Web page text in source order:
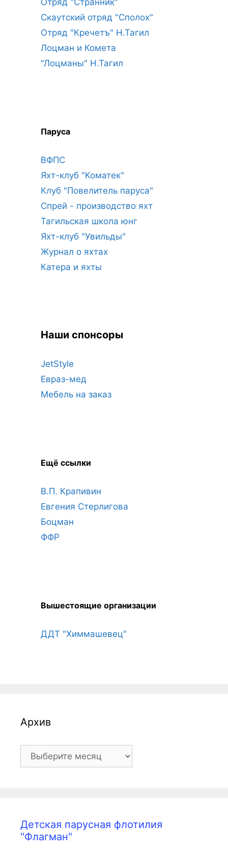
Отряд "Странник"
Скаутский отряд "Сполох"
Отряд "Кречетъ" Н.Тагил
Лоцман и Комета
"Лоцманы" Н.Тагил
Паруса
ВФПС
Яхт-клуб "Коматек"
Клуб "Повелитель паруса"
Спрей - производство яхт
Тагильская школа юнг
Яхт-клуб "Увильды"
Журнал о яхтах
Катера и яхты
Наши спонсоры
JetStyle
Евраз-мед
Мебель на заказ
Ещё ссылки
В.П. Крапивин
Евгения Стерлигова
Боцман
ФФР
Вышестоящие организации
ДДТ "Химмашевец"
Архив
Архив
Детская парусная флотилия
"Флагман"